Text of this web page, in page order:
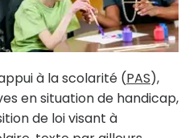
à la scolarité (PAS),
en situation de handicap,
de loi visant à